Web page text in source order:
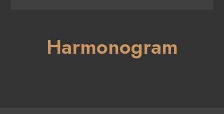
Harmonogram